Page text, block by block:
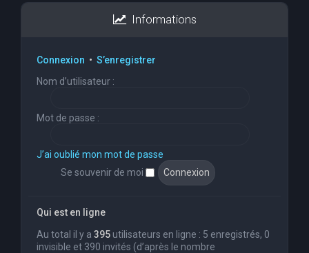
Informations
Connexion • S’enregistrer
Nom d’utilisateur :
Mot de passe :
J’ai oublié mon mot de passe
Se souvenir de moi
Qui est en ligne
Au total il y a 395 utilisateurs en ligne : 5 enregistrés, 0
invisible et 390 invités (d’après le nombre